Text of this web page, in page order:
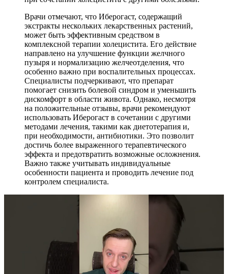
Врачи отмечают, что Иберогаст, содержащий
экстракты нескольких лекарственных растений,
может быть эффективным средством в
комплексной терапии холецистита. Его действие
направлено на улучшение функции желчного
пузыря и нормализацию желчеотделения, что
особенно важно при воспалительных процессах.
Специалисты подчеркивают, что препарат
помогает снизить болевой синдром и уменьшить
дискомфорт в области живота. Однако, несмотря
на положительные отзывы, врачи рекомендуют
использовать Иберогаст в сочетании с другими
методами лечения, такими как диетотерапия и,
при необходимости, антибиотики. Это позволит
достичь более выраженного терапевтического
эффекта и предотвратить возможные осложнения.
Важно также учитывать индивидуальные
особенности пациента и проводить лечение под
контролем специалиста.